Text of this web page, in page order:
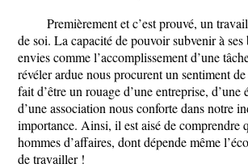
Premièrement et c’est prouvé, un
de soi. La capacité de pouvoir subvenir à ses
envies comme l’accomplissement d’une
révéler ardue nous procurent un sentiment
fait d’être un rouage d’une entreprise, d’une
d’une association nous conforte dans notre
importance. Ainsi, il est aisé de comprendre
hommes d’affaires, dont dépende même
de travailler !